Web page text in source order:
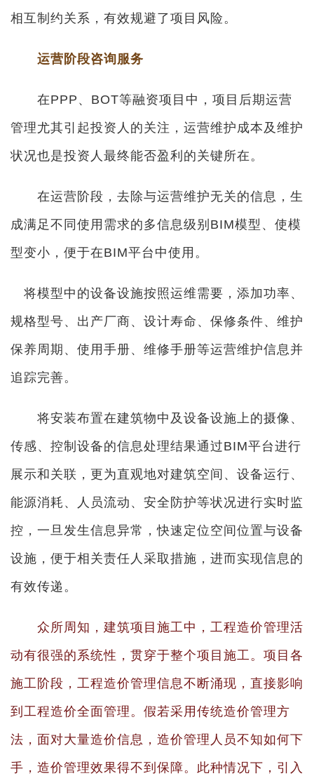
相互制约关系，有效规避了项目风险。
运营阶段咨询服务
在PPP、BOT等融资项目中，项目后期运营
管理尤其引起投资人的关注，运营维护成本及维护
状况也是投资人最终能否盈利的关键所在。
在运营阶段，去除与运营维护无关的信息，生
成满足不同使用需求的多信息级别BIM模型、使模
型变小，便于在BIM平台中使用。
将模型中的设备设施按照运维需要，添加功率、
规格型号、出产厂商、设计寿命、保修条件、维护
保养周期、使用手册、维修手册等运营维护信息并
追踪完善。
将安装布置在建筑物中及设备设施上的摄像、
传感、控制设备的信息处理结果通过BIM平台进行
展示和关联，更为直观地对建筑空间、设备运行、
能源消耗、人员流动、安全防护等状况进行实时监
控，一旦发生信息异常，快速定位空间位置与设备
设施，便于相关责任人采取措施，进而实现信息的
有效传递。
众所周知，建筑项目施工中，工程造价管理活
动有很强的系统性，贯穿于整个项目施工。项目各
施工阶段，工程造价管理信息不断涌现，直接影响
到工程造价全面管理。假若采用传统造价管理方
法，面对大量造价信息，造价管理人员不知如何下
手，造价管理效果得不到保障。此种情况下，引入